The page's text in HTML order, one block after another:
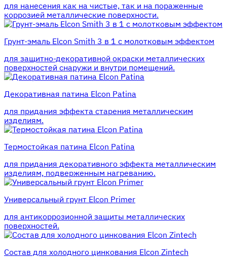
для нанесения как на чистые, так и на пораженные
коррозией металлические поверхности.
Грунт-эмаль Elcon Smith 3 в 1 с молотковым эффектом
для защитно-декоративной окраски металлических
поверхностей снаружи и внутри помещений.
Декоративная патина Elcon Patina
для придания эффекта старения металлическим
изделиям.
Термостойкая патина Elcon Patina
для придания декоративного эффекта металлическим
изделиям, подверженным нагреванию.
Универсальный грунт Elcon Primer
для антикоррозионной защиты металлических
поверхностей.
Состав для холодного цинкования Elcon Zintech